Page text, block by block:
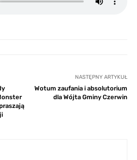
NASTĘPNY ARTYKUŁ
Wotum zaufania i absolutorium
dla Wójta Gminy Czerwin